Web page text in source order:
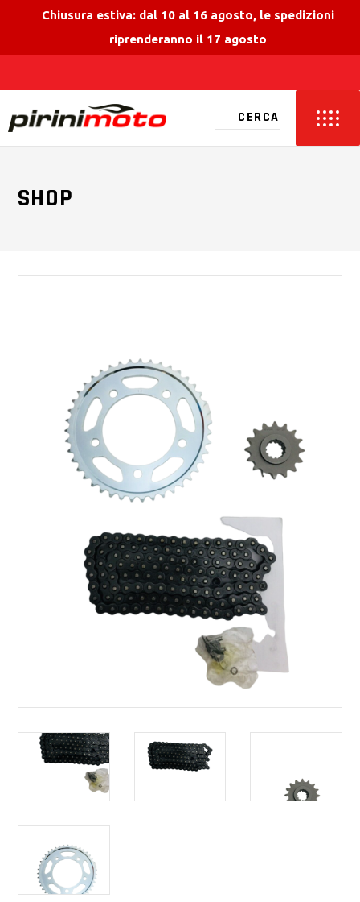
Chiusura estiva: dal 10 al 16 agosto, le spedizioni
riprenderanno il 17 agosto
SHOP